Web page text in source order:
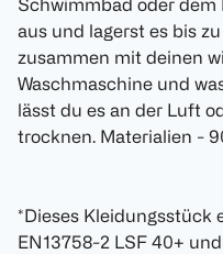
Schwimmbad oder
aus und lagerst es bis
zusammen mit deinen
Waschmaschine und
lässt du es an der Luft
trocknen. Materialien -
*Dieses Kleidungsstück
EN13758-2 LSF 40+